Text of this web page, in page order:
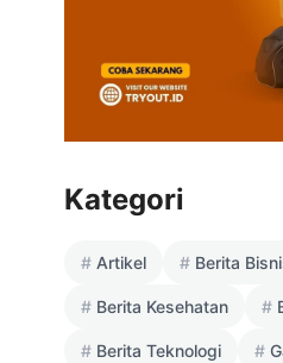
Kategori
Artikel Berita
Berita Kesehatan
Berita Teknologi